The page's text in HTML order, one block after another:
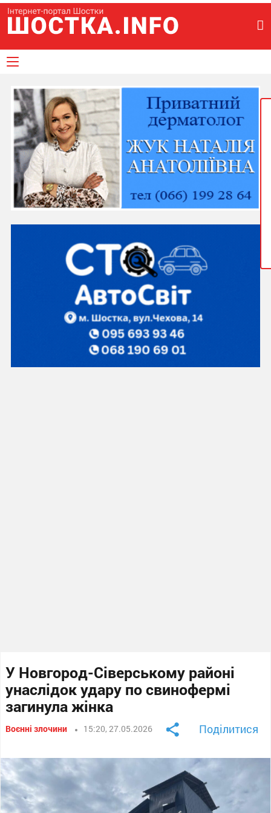
У Новгород-Сіверському районі
унаслідок удару по свинофермі
загинула жінка
Воєнні злочини 15:20, 27.05.2026 Поділитися